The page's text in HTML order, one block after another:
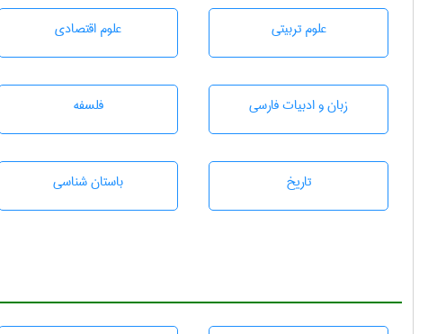
علوم تربيتی علوم اقتصادی
زبان و ادبيات فارسی فلسفه
تاريخ باستان شناسی